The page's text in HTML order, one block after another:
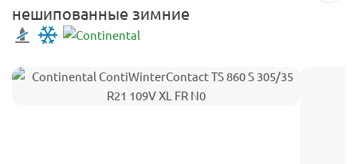
нешипованные зимние